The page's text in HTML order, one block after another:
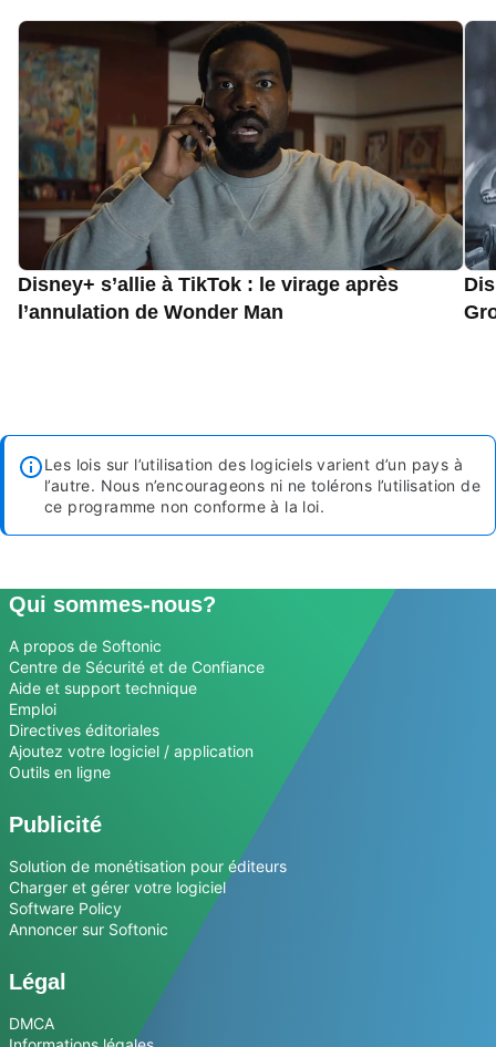
Disney+ s’allie à TikTok : le virage après
l’annulation de Wonder Man
Les lois sur l’utilisation des logiciels varient d’un pays à
l’autre. Nous n’encourageons ni ne tolérons l’utilisation de
ce programme non conforme à la loi.
Qui sommes-nous?
A propos de Softonic
Centre de Sécurité et de Confiance
Aide et support technique
Emploi
Directives éditoriales
Ajoutez votre logiciel / application
Outils en ligne
Publicité
Solution de monétisation pour éditeurs
Charger et gérer votre logiciel
Software Policy
Annoncer sur Softonic
Légal
DMCA